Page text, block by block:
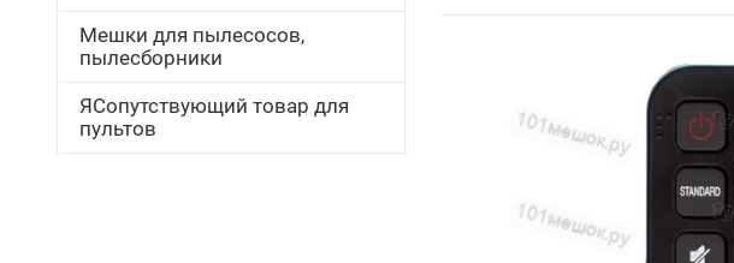
Мешки для пылесосов,
пылесборники
ЯСопутствующий товар для
пультов